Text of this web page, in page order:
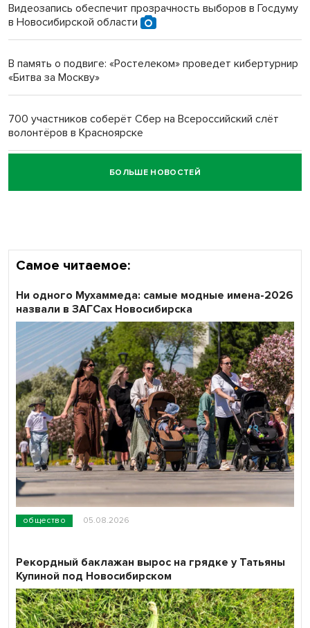
Новосибирский преподаватель с женой вошли в топ-16
Видеозапись обеспечит прозрачность выборов в Госдуму
в Новосибирской области
В память о подвиге: «Ростелеком» проведет кибертурнир
«Битва за Москву»
700 участников соберёт Сбер на Всероссийский слёт
волонтёров в Красноярске
Честный выбор: видеонаблюдение обеспечит
объективность результатов ЕДГ в Новосибирской
БОЛЬШЕ НОВОСТЕЙ
Самое читаемое:
общество 05.08.2026
Ни одного Мухаммеда: самые модные имена-2026
назвали в ЗАГСах Новосибирска
Рекордный баклажан вырос на грядке у Татьяны
Купиной под Новосибирском